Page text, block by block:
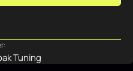
Tuning